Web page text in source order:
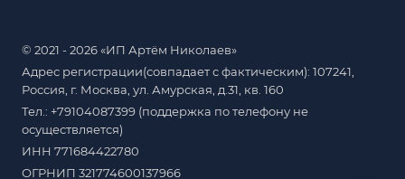
© 2021 - 2026 «ИП Артём Николаев»
Адрес регистрации(совпадает с фактическим): 107241,
Россия, г. Москва, ул. Амурская, д.31, кв. 160
Тел.: +79104087399 (поддержка по телефону не
осуществляется)
ИНН 771684422780
ОГРНИП 321774600137966